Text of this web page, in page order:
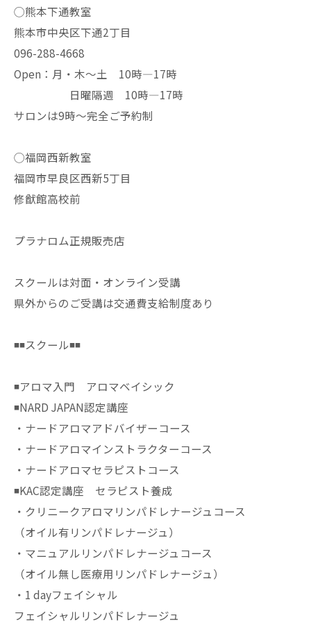
◯熊本下通教室
熊本市中央区下通2丁目
096-288-4668
Open：月・木〜土 10時—17時
日曜隔週 10時—17時
サロンは9時〜完全ご予約制
◯福岡西新教室
福岡市早良区西新5丁目
修猷館高校前
プラナロム正規販売店
スクールは対面・オンライン受講
県外からのご受講は交通費支給制度あり
◾️◾️スクール◾️◾️
◾️アロマ入門 アロマベイシック
◾️NARD JAPAN認定講座
・ナードアロマアドバイザーコース
・ナードアロマインストラクターコース
・ナードアロマセラピストコース
◾️KAC認定講座 セラピスト養成
・クリニークアロマリンパドレナージュコース
（オイル有リンパドレナージュ）
・マニュアルリンパドレナージュコース
（オイル無し医療用リンパドレナージュ）
・1 dayフェイシャル
フェイシャルリンパドレナージュ